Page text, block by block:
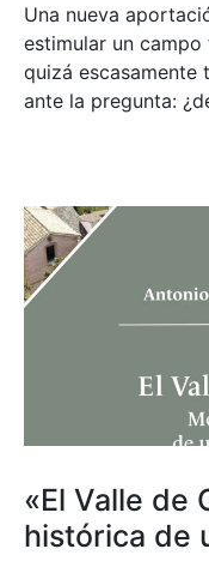
Una nueva
estimular un
quizá escasamente
ante la pregunta:
«El Valle de
histórica de